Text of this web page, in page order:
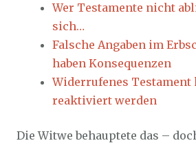
Wer Testamente nicht
sich…
Falsche Angaben im
haben Konsequenzen
Widerrufenes
reaktiviert werden
Die Witwe behauptete das –